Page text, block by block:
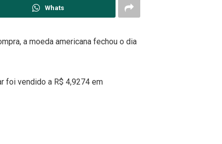
Whats
a moeda americana fechou o dia
foi vendido a R$ 4,9274 em